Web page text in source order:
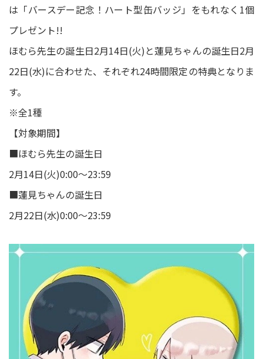
は「バースデー記念！ハート型缶バッジ」をもれなく1個
プレゼント!!
ほむら先生の誕生日2月14日(火)と蓮見ちゃんの誕生日2月
22日(水)に合わせた、それぞれ24時間限定の特典となりま
す。
※全1種
【対象期間】
■ほむら先生の誕生日
2月14日(火)0:00～23:59
■蓮見ちゃんの誕生日
2月22日(水)0:00～23:59